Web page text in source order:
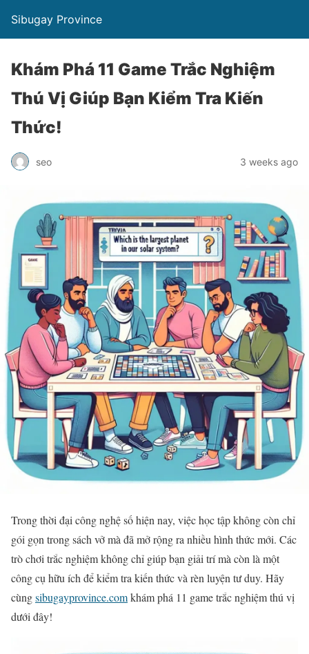
Sibugay Province
Khám Phá 11 Game Trắc Nghiệm
Thú Vị Giúp Bạn Kiểm Tra Kiến
Thức!
seo 3 weeks ago
Trong thời đại công nghệ số hiện nay, việc học tập không còn chỉ
gói gọn trong sách vở mà đã mở rộng ra nhiều hình thức mới. Các
trò chơi trắc nghiệm không chỉ giúp bạn giải trí mà còn là một
công cụ hữu ích để kiểm tra kiến thức và rèn luyện tư duy. Hãy
cùngsibugayprovince.comkhám phá 11 game trắc nghiệm thú vị
dưới đây!